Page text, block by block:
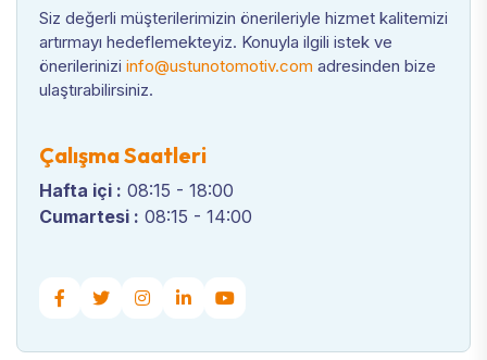
Siz değerli müşterilerimizin önerileriyle hizmet kalitemizi
artırmayı hedeflemekteyiz. Konuyla ilgili istek ve
önerilerinizi info@ustunotomotiv.com adresinden bize
ulaştırabilirsiniz.
Çalışma Saatleri
Hafta içi : 08:15 - 18:00
Cumartesi : 08:15 - 14:00